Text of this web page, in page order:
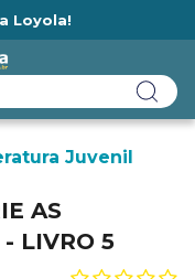
Loyola!
Juvenil
AS
- LIVRO 5